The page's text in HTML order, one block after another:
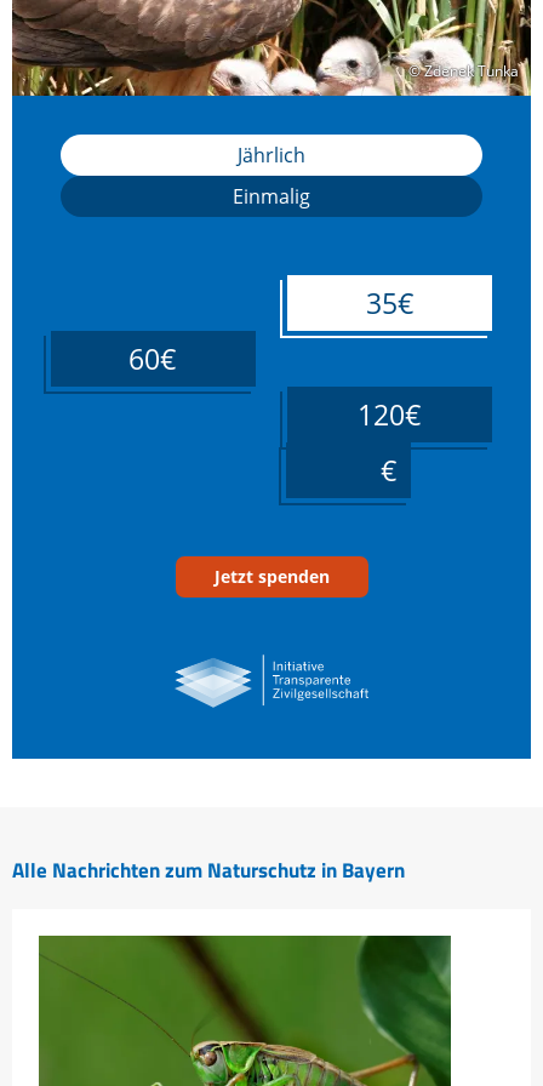
© Zdenek Tunka
© Zdenek Tunka
Jährlich
Einmalig
35€
60€
120€
Jetzt spenden
Alle Nachrichten zum Naturschutz in Bayern